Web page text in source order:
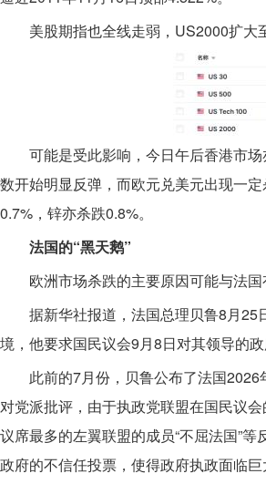
美股期指也全线走弱，US2000扩大至
可能是受此影响，今日午后香港市场
数开始明显反弹，而欧元兑美元出现一
0.7%，锌亦杀跌0.8%。
法国的“黑天鹅”
欧洲市场杀跌的主要原因可能与法国
据新华社报道，法国总理贝鲁8月25
境，他要求国民议会9月8日对其领导的政
此前的7月份，贝鲁公布了法国2026
对党派批评，由于执政党联盟在国民议
议席最多的左翼联盟的成员“不屈法国”
政府的不信任投票，使得政府执政面临巨